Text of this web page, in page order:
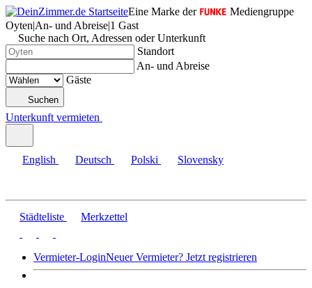
Eine Marke der
Mediengruppe
Oyten|An- und Abreise|1 Gast
Suche nach Ort, Adressen oder Unterkunft
Standort
An- und Abreise
Gäste
Suchen
Unterkunft vermieten
English Deutsch Polski Slovensky
Städteliste Merkzettel
Vermieter-LoginNeuer Vermieter? Jetzt registrieren